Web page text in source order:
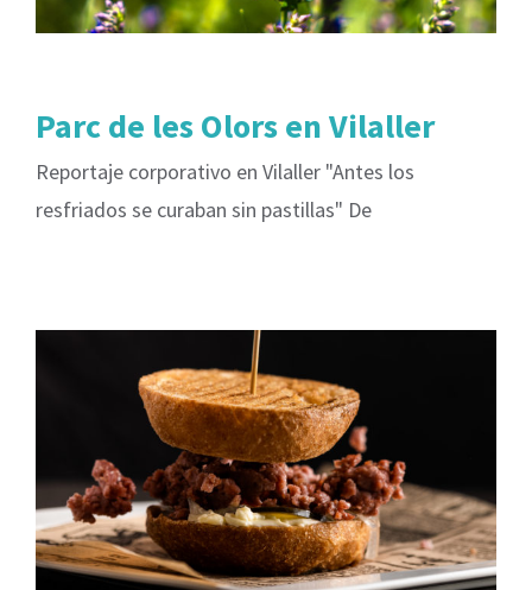
Parc de les Olors en Vilaller
Reportaje corporativo en Vilaller "Antes los
resfriados se curaban sin pastillas" De